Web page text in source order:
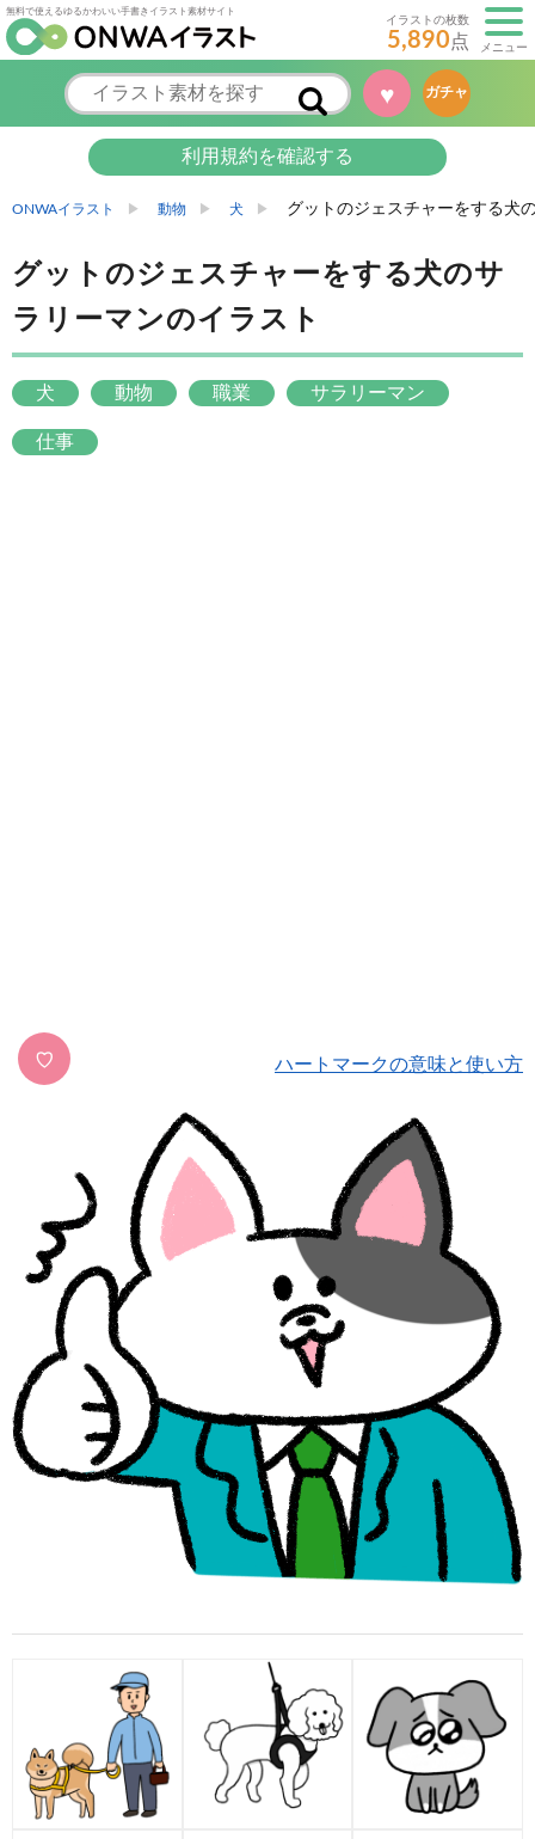
無料で使えるゆるかわいい手書きイラスト素材サイト
イラストの枚数
5,890点 メニュー
♥ ガチャ
利用規約を確認する
ONWAイラスト 動物 犬 グットのジェスチャーをする犬
グットのジェスチャーをする犬のサ
ラリーマンのイラスト
犬 動物 職業 サラリーマン
仕事
♡ ハートマークの意味と使い方